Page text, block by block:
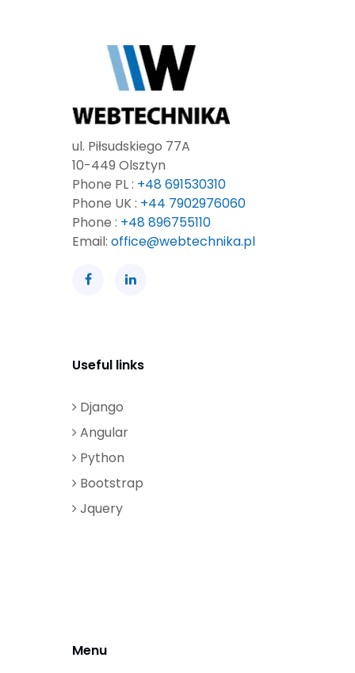
ul. Piłsudskiego 77A
10-449 Olsztyn
Phone PL : +48 691530310
Phone UK : +44 7902976060
Phone : +48 896755110
Email: office@webtechnika.pl
Useful links
Django
Angular
Python
Bootstrap
Jquery
Menu